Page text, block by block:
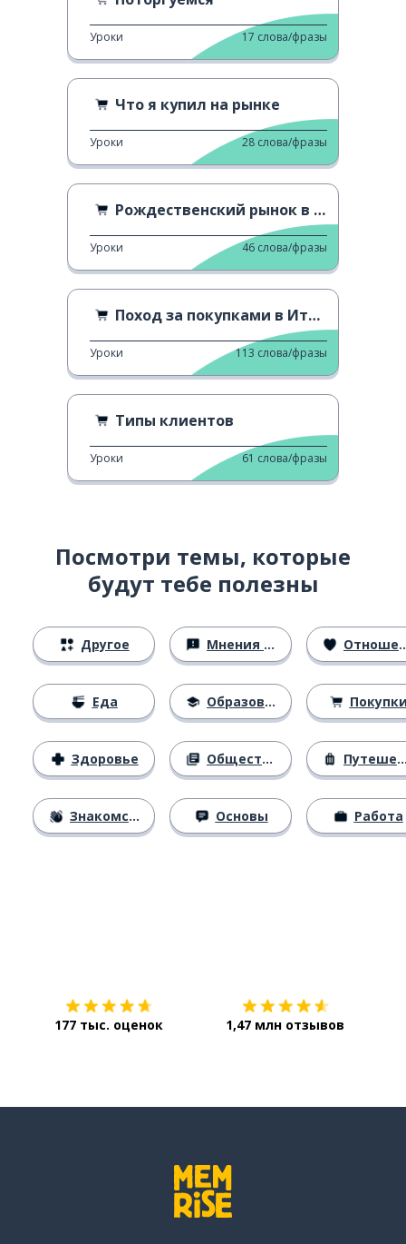
Уроки 17 слова/фразы
Что я купил на рынке
Уроки 28 слова/фразы
Рождественский рынок в Тренто
Уроки 46 слова/фразы
Поход за покупками в Италии
Уроки 113 слова/фразы
Типы клиентов
Уроки 61 слова/фразы
Посмотри темы, которые
будут тебе полезны
Другое
Еда
Здоровье
Знакомство
Мнения и убеждения
Образование
Общество
Основы
Отношения
Путешествия
Работа
177 тыс. оценок 1,47 млн отзывов